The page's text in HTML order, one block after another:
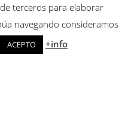
terceros para elaborar
navegando consideramos
ACEPTO +info